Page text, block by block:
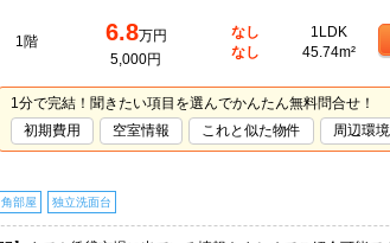
1階 6.8万円
5,000円
なし
なし
1LDK
45.74m²
1分で完結！聞きたい項目を選んでかんたん無料問合せ！
初期費用
空室情報 これと似た物件 周辺環境
角部屋 独立洗面台